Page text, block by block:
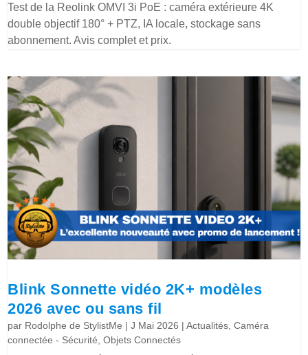
Test de la Reolink OMVI 3i PoE : caméra extérieure 4K
double objectif 180° + PTZ, IA locale, stockage sans
abonnement. Avis complet et prix.
Blink Sonnette vidéo 2K+ modèles
2026 avec ou sans fil
par Rodolphe de StylistMe |J Mai 2026 |Actualités ,Caméra
connectée - Sécurité ,Objets Connectés